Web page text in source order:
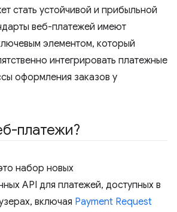
стать устойчивой и прибыльной
веб-платежей имеют
элементом, который
интегрировать платежные
оформления заказов у
платежи?
набор новых
API для платежей, доступных в
включая Payment Request